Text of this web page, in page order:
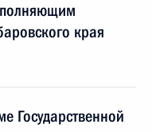
края
Государственной